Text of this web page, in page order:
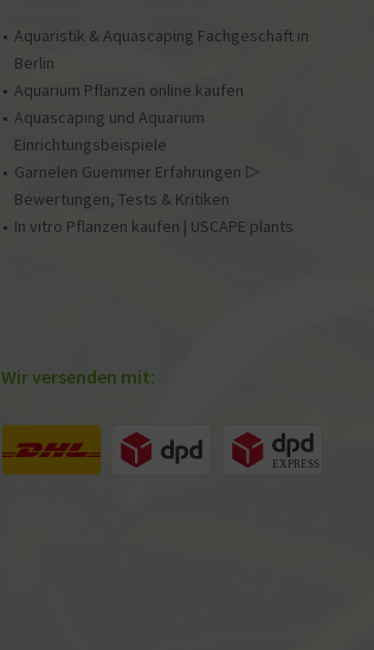
Aquaristik & Aquascaping Fachgeschäft in
Berlin
Aquarium Pflanzen online kaufen
Aquascaping und Aquarium
Einrichtungsbeispiele
Garnelen Guemmer Erfahrungen ▷
Bewertungen, Tests & Kritiken
In vitro Pflanzen kaufen | USCAPE plants
Wir versenden mit: